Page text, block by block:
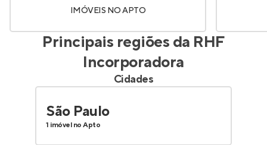
IMÓVEIS NO APTO
Principais regiões da RHF
Incorporadora
Cidades
São Paulo
1 imóvel no Apto